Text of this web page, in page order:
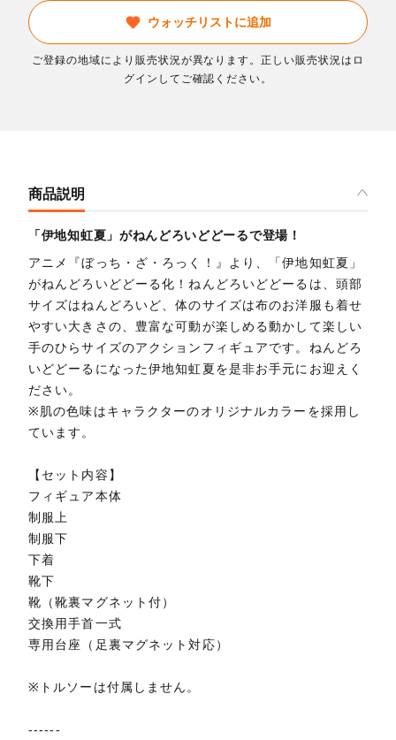
ウォッチリストに追加
ご登録の地域により販売状況が異なります。正しい販売状況はロ
グインしてご確認ください。
商品説明
「伊地知虹夏」がねんどろいどどーるで登場！
アニメ『ぼっち・ざ・ろっく！』より、「伊地知虹夏」
がねんどろいどどーる化！ねんどろいどどーるは、頭部
サイズはねんどろいど、体のサイズは布のお洋服も着せ
やすい大きさの、豊富な可動が楽しめる動かして楽しい
手のひらサイズのアクションフィギュアです。ねんどろ
いどどーるになった伊地知虹夏を是非お手元にお迎えく
ださい。
※肌の色味はキャラクターのオリジナルカラーを採用し
ています。
【セット内容】
フィギュア本体
制服上
制服下
下着
靴下
靴（靴裏マグネット付）
交換用手首一式
専用台座（足裏マグネット対応）
※トルソーは付属しません。
------